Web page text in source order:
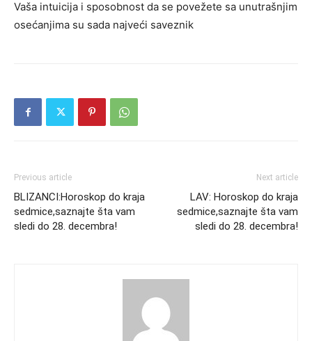
Vaša intuicija i sposobnost da se povežete sa unutrašnjim
osećanjima su sada najveći saveznik
Previous article
BLIZANCI:Horoskop do kraja
sedmice,saznajte šta vam
sledi do 28. decembra!
Next article
LAV: Horoskop do kraja
sedmice,saznajte šta vam
sledi do 28. decembra!